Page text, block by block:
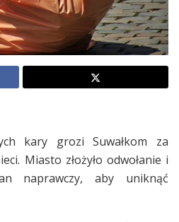
kary grozi Suwałkom za
Miasto złożyło odwołanie i
naprawczy, aby uniknąć